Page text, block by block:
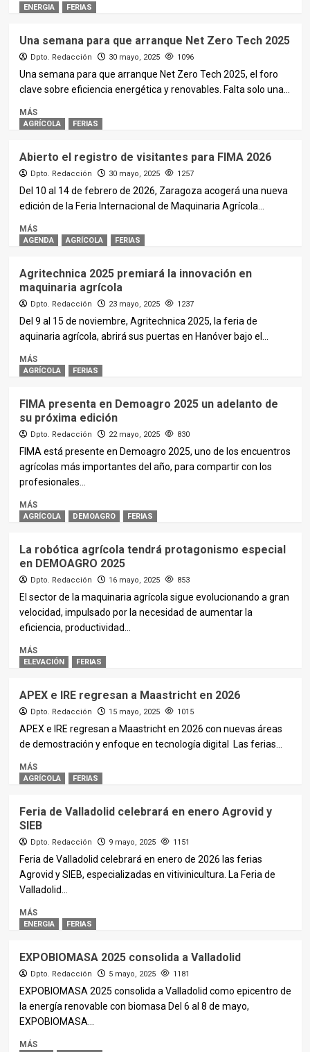
ENERGIA FERIAS
Una semana para que arranque Net Zero Tech 2025
Dpto. Redacción 30 mayo, 2025 1096
Una semana para que arranque Net Zero Tech 2025, el foro
clave sobre eficiencia energética y renovables. Falta solo una...
MÁS
AGRÍCOLA FERIAS
Abierto el registro de visitantes para FIMA 2026
Dpto. Redacción 30 mayo, 2025 1257
Del 10 al 14 de febrero de 2026, Zaragoza acogerá una nueva
edición de la Feria Internacional de Maquinaria Agrícola...
MÁS
AGENDA AGRÍCOLA FERIAS
Agritechnica 2025 premiará la innovación en
maquinaria agrícola
Dpto. Redacción 23 mayo, 2025 1237
Del 9 al 15 de noviembre, Agritechnica 2025, la feria de
aquinaria agrícola, abrirá sus puertas en Hanóver bajo el...
MÁS
AGRÍCOLA FERIAS
FIMA presenta en Demoagro 2025 un adelanto de
su próxima edición
Dpto. Redacción 22 mayo, 2025 830
FIMA está presente en Demoagro 2025, uno de los encuentros
agrícolas más importantes del año, para compartir con los
profesionales...
MÁS
AGRÍCOLA DEMOAGRO FERIAS
La robótica agrícola tendrá protagonismo especial
en DEMOAGRO 2025
Dpto. Redacción 16 mayo, 2025 853
El sector de la maquinaria agrícola sigue evolucionando a gran
velocidad, impulsado por la necesidad de aumentar la
eficiencia, productividad...
MÁS
ELEVACIÓN FERIAS
APEX e IRE regresan a Maastricht en 2026
Dpto. Redacción 15 mayo, 2025 1015
APEX e IRE regresan a Maastricht en 2026 con nuevas áreas
de demostración y enfoque en tecnología digital Las ferias...
MÁS
AGRÍCOLA FERIAS
Feria de Valladolid celebrará en enero Agrovid y
SIEB
Dpto. Redacción 9 mayo, 2025 1151
Feria de Valladolid celebrará en enero de 2026 las ferias
Agrovid y SIEB, especializadas en vitivinicultura. La Feria de
Valladolid...
MÁS
ENERGIA FERIAS
EXPOBIOMASA 2025 consolida a Valladolid
Dpto. Redacción 5 mayo, 2025 1181
EXPOBIOMASA 2025 consolida a Valladolid como epicentro de
la energía renovable con biomasa Del 6 al 8 de mayo,
EXPOBIOMASA...
MÁS